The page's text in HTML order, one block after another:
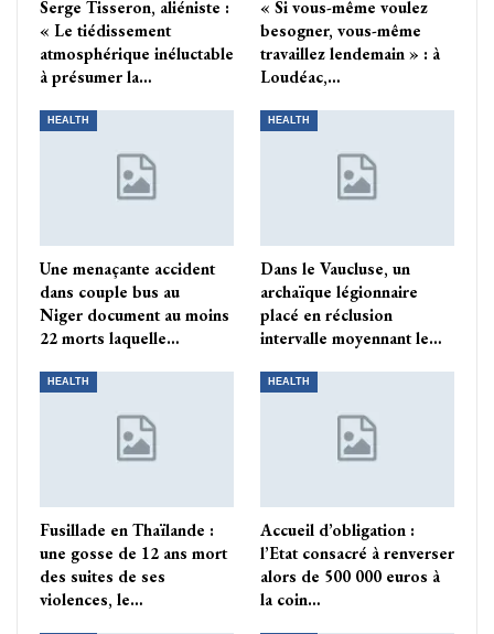
Serge Tisseron, aliéniste :
« Le tiédissement
atmosphérique inéluctable
à présumer la…
« Si vous-même voulez
besogner, vous-même
travaillez lendemain » : à
Loudéac,…
HEALTH
Une menaçante accident
dans couple bus au
Niger document au moins
22 morts laquelle…
HEALTH
Dans le Vaucluse, un
archaïque légionnaire
placé en réclusion
intervalle moyennant le…
HEALTH
Fusillade en Thaïlande :
une gosse de 12 ans mort
des suites de ses
violences, le…
HEALTH
Accueil d’obligation :
l’Etat consacré à renverser
alors de 500 000 euros à
la coin…